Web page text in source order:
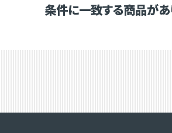
条件に一致する商品があ